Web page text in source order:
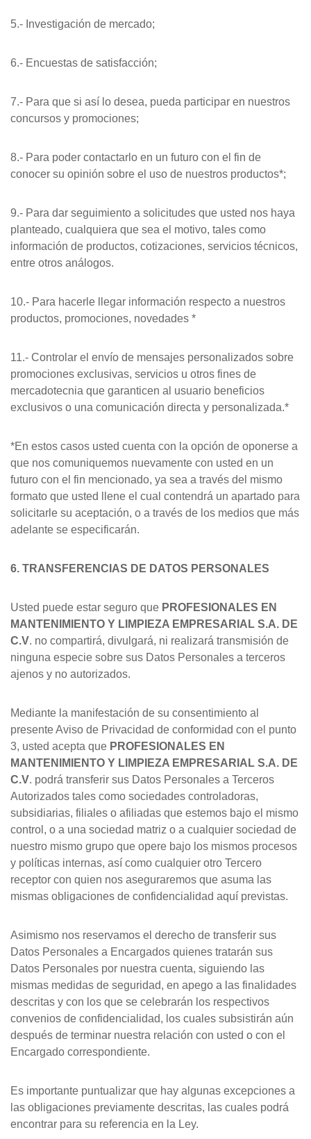
5.- Investigación de mercado;
6.- Encuestas de satisfacción;
7.- Para que si así lo desea, pueda participar en nuestros
concursos y promociones;
8.- Para poder contactarlo en un futuro con el fin de
conocer su opinión sobre el uso de nuestros productos*;
9.- Para dar seguimiento a solicitudes que usted nos haya
planteado, cualquiera que sea el motivo, tales como
información de productos, cotizaciones, servicios técnicos,
entre otros análogos.
10.- Para hacerle llegar información respecto a nuestros
productos, promociones, novedades *
11.- Controlar el envío de mensajes personalizados sobre
promociones exclusivas, servicios u otros fines de
mercadotecnia que garanticen al usuario beneficios
exclusivos o una comunicación directa y personalizada.*
*En estos casos usted cuenta con la opción de oponerse a
que nos comuniquemos nuevamente con usted en un
futuro con el fin mencionado, ya sea a través del mismo
formato que usted llene el cual contendrá un apartado para
solicitarle su aceptación, o a través de los medios que más
adelante se especificarán.
6. TRANSFERENCIAS DE DATOS PERSONALES
Usted puede estar seguro que PROFESIONALES EN
MANTENIMIENTO Y LIMPIEZA EMPRESARIAL S.A. DE
C.V. no compartirá, divulgará, ni realizará transmisión de
ninguna especie sobre sus Datos Personales a terceros
ajenos y no autorizados.
Mediante la manifestación de su consentimiento al
presente Aviso de Privacidad de conformidad con el punto
3, usted acepta que PROFESIONALES EN
MANTENIMIENTO Y LIMPIEZA EMPRESARIAL S.A. DE
C.V. podrá transferir sus Datos Personales a Terceros
Autorizados tales como sociedades controladoras,
subsidiarias, filiales o afiliadas que estemos bajo el mismo
control, o a una sociedad matriz o a cualquier sociedad de
nuestro mismo grupo que opere bajo los mismos procesos
y políticas internas, así como cualquier otro Tercero
receptor con quien nos aseguraremos que asuma las
mismas obligaciones de confidencialidad aquí previstas.
Asimismo nos reservamos el derecho de transferir sus
Datos Personales a Encargados quienes tratarán sus
Datos Personales por nuestra cuenta, siguiendo las
mismas medidas de seguridad, en apego a las finalidades
descritas y con los que se celebrarán los respectivos
convenios de confidencialidad, los cuales subsistirán aún
después de terminar nuestra relación con usted o con el
Encargado correspondiente.
Es importante puntualizar que hay algunas excepciones a
las obligaciones previamente descritas, las cuales podrá
encontrar para su referencia en la Ley.